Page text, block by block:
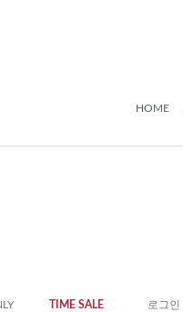
HOME
TIME SALE 로그인